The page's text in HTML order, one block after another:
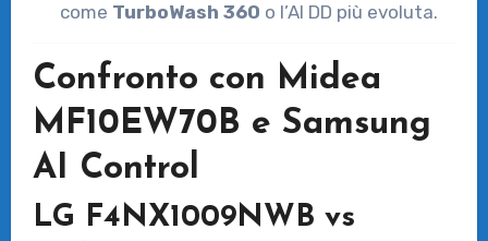
come TurboWash 360 o l’AI DD più evoluta.
Confronto con Midea
MF10EW70B e Samsung
AI Control
LG F4NX1009NWB vs